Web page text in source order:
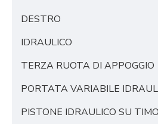
DESTRO
IDRAULICO
TERZA RUOTA DI APPOGGIO
PORTATA VARIABILE
PISTONE IDRAULICO SU